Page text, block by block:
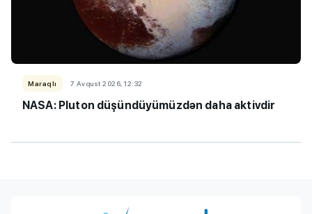
Maraqlı 7 Avqust 2026, 12:32
NASA: Pluton düşündüyümüzdən daha aktivdir